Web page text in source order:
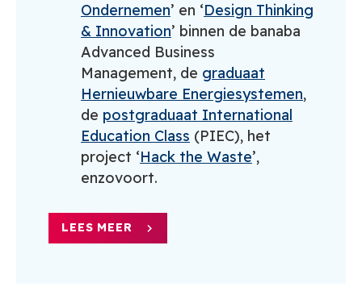
Ondernemen’ en ‘Design Thinking
& Innovation’ binnen de banaba
Advanced Business
Management, de graduaat
Hernieuwbare Energiesystemen,
de postgraduaat International
Education Class (PIEC), het
project ‘Hack the Waste’,
enzovoort.
LEES MEER